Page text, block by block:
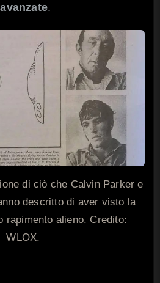
.
di ciò che Calvin Parker e
descritto di aver visto la
rapimento alieno. Credito:
WLOX.